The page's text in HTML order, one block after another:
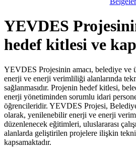
YEVDES
hedef kitlesi ve
YEVDES Projesinin amacı, belediye ve
enerji ve enerji verimliliği alanlarında
sağlanmasıdır. Projenin hedef kitlesi,
enerji yönetiminden sorumlu idari
öğrencileridir. YEVDES Projesi,
olarak, yenilenebilir enerji ve enerji
düzenlenecek eğitimleri, uluslararası
alanlarda geliştirilen projelere ilişkin
kapsamaktadır.